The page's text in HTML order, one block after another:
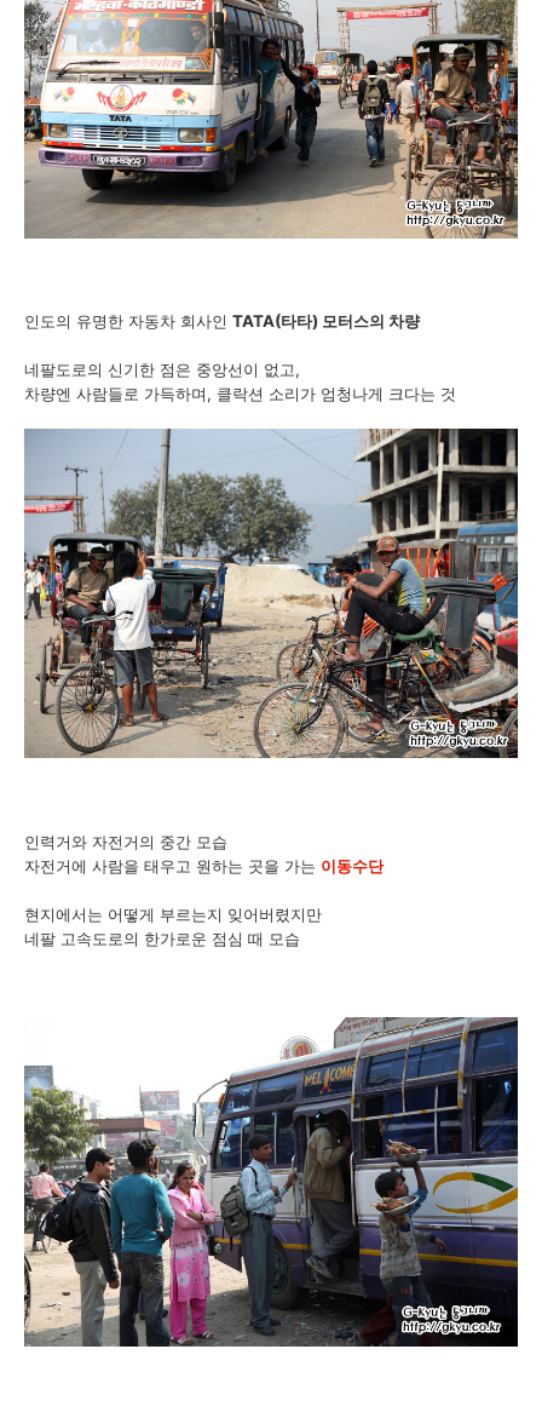
인도의 유명한 자동차 회사인 TATA(타타) 모터스의 차량
네팔도로의 신기한 점은 중앙선이 없고,
차량엔 사람들로 가득하며, 클락션 소리가 엄청나게 크다는 것
인력거와 자전거의 중간 모습
자전거에 사람을 태우고 원하는 곳을 가는 이동수단
현지에서는 어떻게 부르는지 잊어버렸지만
네팔 고속도로의 한가로운 점심 때 모습